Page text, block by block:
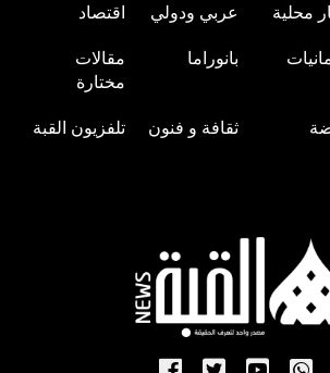
محلية عربي ودولي اقتصاد
بانوراما
مقالات
مختارة
ثقافة و فنون تلفزيون القبة